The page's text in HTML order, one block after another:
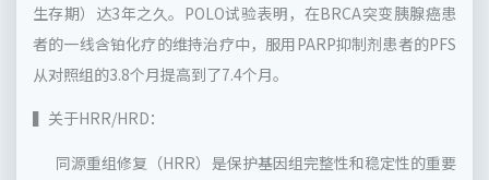
生存期）达3年之久。POLO试验表明，在BRCA突变胰腺癌患
者的一线含铂化疗的维持治疗中，服用PARP抑制剂患者的PFS
从对照组的3.8个月提高到了7.4个月。
▍关于HRR/HRD：
同源重组修复（HRR）是保护基因组完整性和稳定性的重要